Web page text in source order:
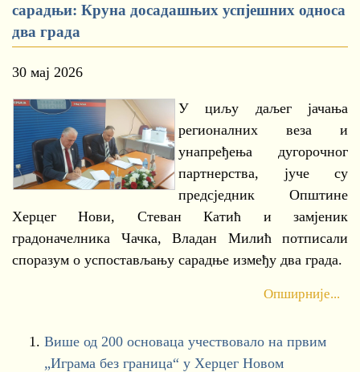
сарадњи: Круна досадашњих успјешних односа
два града
30 мај 2026
У циљу даљег јачања
регионалних веза и
унапређења дугорочног
партнерства, јуче су
предсједник Општине
Херцег Нови, Стеван Катић и замјеник
градоначелника Чачка, Владан Милић потписали
споразум о успостављању сарадње између два града.
Опширније...
Више од 200 основаца учествовало на првим
„Играма без граница“ у Херцег Новом